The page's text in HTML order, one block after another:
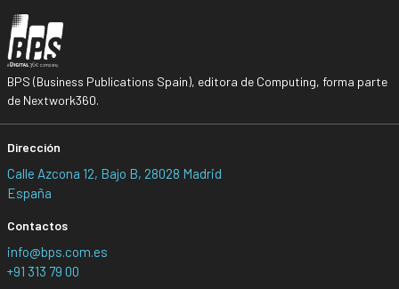
BPS (Business Publications Spain), editora de Computing, forma parte
de Nextwork360.
Dirección
Calle Azcona 12, Bajo B, 28028 Madrid
España
Contactos
info@bps.com.es
+91 313 79 00